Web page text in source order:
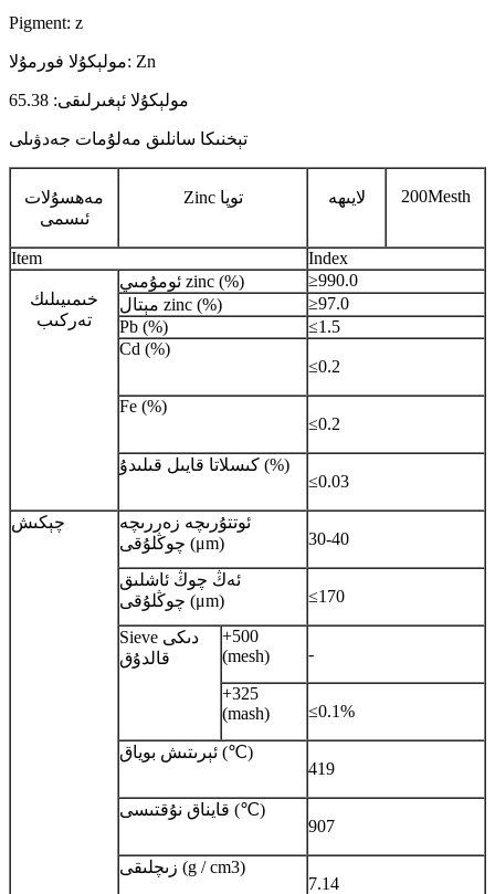
Pigment: z
مولېكۇلا فورمۇلا: Zn
مولېكۇلا ئېغىرلىقى: 65.38
تېخنىكا سانلىق مەلۇمات جەدۋىلى
مەھسۇلات
ئىسمى
Zinc توپا لايىھە 200Mesth
Item Index
خىمىيىلىك
تەركىب
ئومۇمىي zinc (%)
≥990.0
مېتال zinc (%)
≥97.0
Pb (%)
≤1.5
Cd (%)
≤0.2
Fe (%)
≤0.2
كىسلاتا قايىل قىلىدۇ (%)
≤0.03
چېكىش
ئوتتۇرىچە زەررىچە
چوڭلۇقى (μm)
30-40
ئەڭ چوڭ ئاشلىق
چوڭلۇقى (μm)
≤170
Sieve دىكى
قالدۇق
+500
(mesh)
-
+325
(mash)
≤0.1%
ئېرىتىش بوياق (℃)
419
قايناق نۇقتىسى (℃)
907
زىچلىقى (g / cm3)
7.14